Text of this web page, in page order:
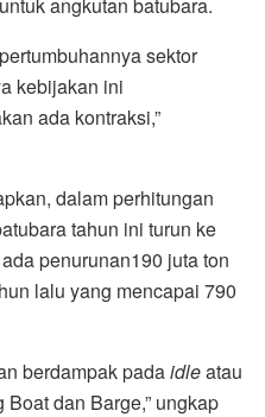
angkutan batubara.
sektor
kebijakan ini
ada kontraksi,”
dalam perhitungan
tahun ini turun ke
penurunan190 juta ton
lalu yang mencapai 790
berdampak padaidleatau
dan Barge,” ungkap